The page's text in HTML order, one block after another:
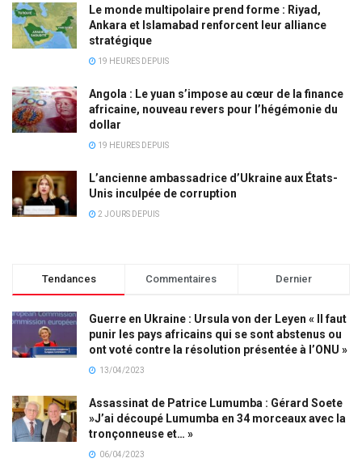
Le monde multipolaire prend forme : Riyad,
Ankara et Islamabad renforcent leur alliance
stratégique
19 HEURES DEPUIS
Angola : Le yuan s’impose au cœur de la finance
africaine, nouveau revers pour l’hégémonie du
dollar
19 HEURES DEPUIS
L’ancienne ambassadrice d’Ukraine aux États-
Unis inculpée de corruption
2 JOURS DEPUIS
Tendances Commentaires Dernier
Guerre en Ukraine : Ursula von der Leyen « Il faut
punir les pays africains qui se sont abstenus ou
ont voté contre la résolution présentée à l’ONU »
13/04/2023
Assassinat de Patrice Lumumba : Gérard Soete
»J’ai découpé Lumumba en 34 morceaux avec la
tronçonneuse et… »
06/04/2023